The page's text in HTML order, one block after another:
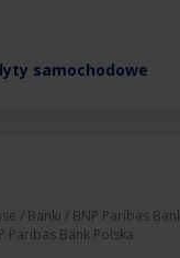
samochodowe
/ Banki / BNP Paribas
Paribas Bank Polska